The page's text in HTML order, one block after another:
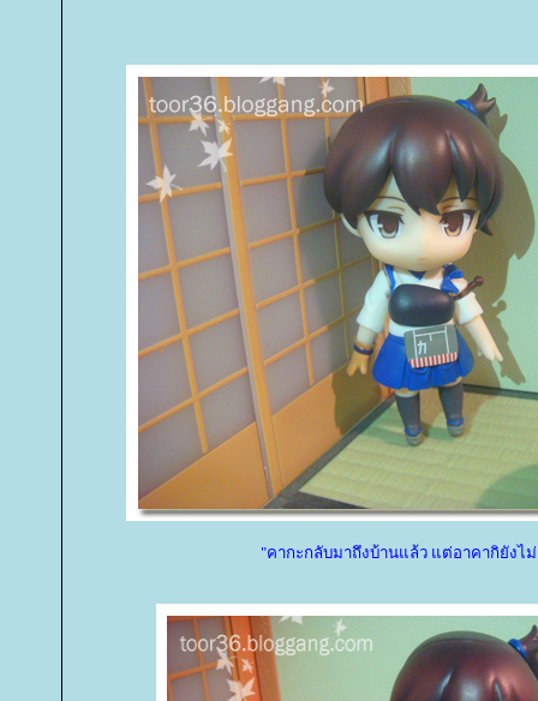
"คากะกลับมาถึงบ้านแล้ว แต่อาคากิยังไ